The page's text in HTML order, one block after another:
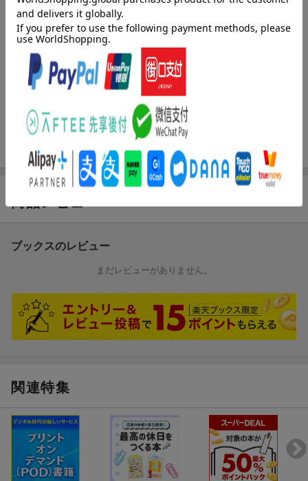
幕末の土佐藩からは竜馬と共に3人の傑物（中江兆民、植木枝盛、
馬場辰猪）がいた。留学してフランス思想にとりつかれた中江兆
民、イギリスの政体を学んだ馬場辰猪、植木枝盛。自由民権思想
で政府と闘った土佐出身の中江兆民、植木枝盛、馬場辰猪。土佐
弁を駆使して綴った歴史小説。
＜目次＞
序章 大久保利通暗殺
3章 「東洋のルソー」--フランスの兆民
5章 言論人植木枝盛
9章 憲法誕生ーー兆民の挑戦・辰猪の亡命
10章 土佐派の裏切りーー初の総選挙・第一回議会
ブックスのレビュー
まだレビューがありません。
関連特集